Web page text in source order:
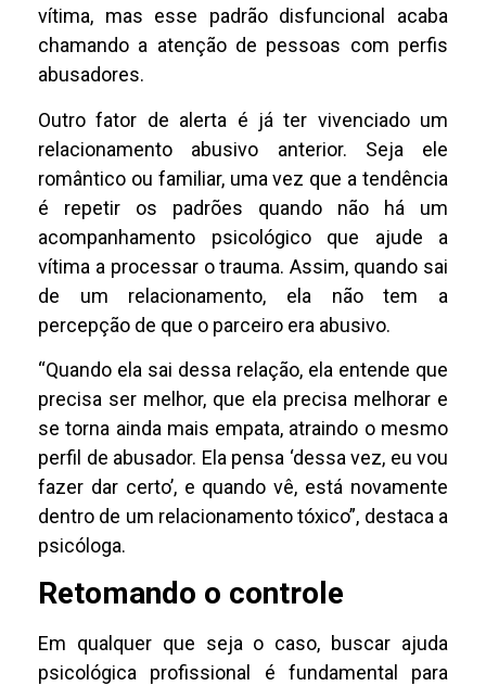
vítima, mas esse padrão disfuncional acaba
chamando a atenção de pessoas com perfis
abusadores.
Outro fator de alerta é já ter vivenciado um
relacionamento abusivo anterior. Seja ele
romântico ou familiar, uma vez que a tendência
é repetir os padrões quando não há um
acompanhamento psicológico que ajude a
vítima a processar o trauma. Assim, quando sai
de um relacionamento, ela não tem a
percepção de que o parceiro era abusivo.
“Quando ela sai dessa relação, ela entende que
precisa ser melhor, que ela precisa melhorar e
se torna ainda mais empata, atraindo o mesmo
perfil de abusador. Ela pensa ‘dessa vez, eu vou
fazer dar certo’, e quando vê, está novamente
dentro de um relacionamento tóxico”, destaca a
psicóloga.
Retomando o controle
Em qualquer que seja o caso, buscar ajuda
psicológica profissional é fundamental para